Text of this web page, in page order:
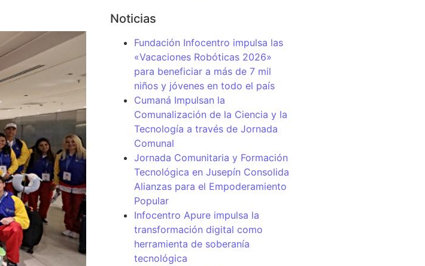
Noticias
Fundación Infocentro impulsa las
«Vacaciones Robóticas 2026»
para beneficiar a más de 7 mil
niños y jóvenes en todo el país
Cumaná Impulsan la
Comunalización de la Ciencia y la
Tecnología a través de Jornada
Comunal
Jornada Comunitaria y Formación
Tecnológica en Jusepín Consolida
Alianzas para el Empoderamiento
Popular
Infocentro Apure impulsa la
transformación digital como
herramienta de soberanía
tecnológica